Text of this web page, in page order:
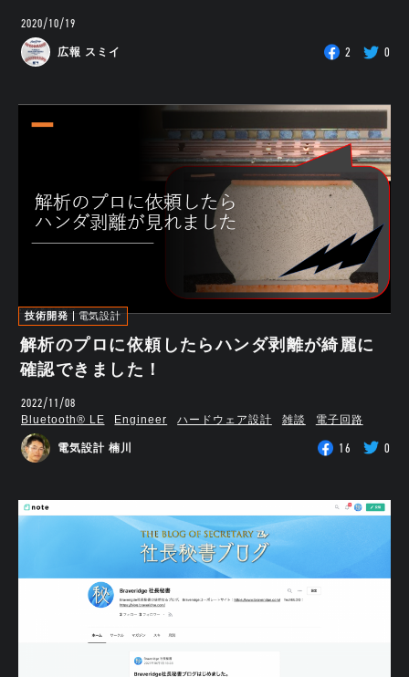
2020/10/19
広報 スミイ 2 0
技術開発 電気設計
解析のプロに依頼したらハンダ剥離が綺麗に
確認できました！
2022/11/08
Bluetooth®︎ LE Engineer ハードウェア設計 雑談 電子回路
電気設計 楠川 16 0